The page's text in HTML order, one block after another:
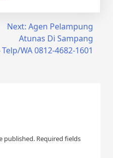
Next: Agen Pelampung
Atunas Di Sampang
Telp/WA 0812-4682-1601
published. Required fields